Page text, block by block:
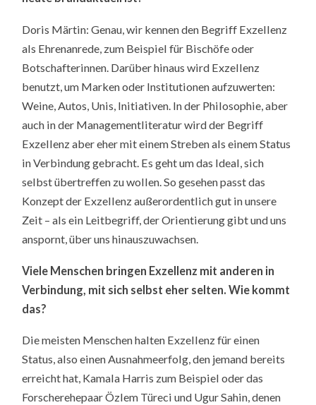
Doris Märtin: Genau, wir kennen den Begriff Exzellenz
als Ehrenanrede, zum Beispiel für Bischöfe oder
Botschafterinnen. Darüber hinaus wird Exzellenz
benutzt, um Marken oder Institutionen aufzuwerten:
Weine, Autos, Unis, Initiativen. In der Philosophie, aber
auch in der Managementliteratur wird der Begriff
Exzellenz aber eher mit einem Streben als einem Status
in Verbindung gebracht. Es geht um das Ideal, sich
selbst übertreffen zu wollen. So gesehen passt das
Konzept der Exzellenz außerordentlich gut in unsere
Zeit – als ein Leitbegriff, der Orientierung gibt und uns
anspornt, über uns hinauszuwachsen.
Viele Menschen bringen Exzellenz mit anderen in
Verbindung, mit sich selbst eher selten. Wie kommt
das?
Die meisten Menschen halten Exzellenz für einen
Status, also einen Ausnahmeerfolg, den jemand bereits
erreicht hat, Kamala Harris zum Beispiel oder das
Forscherehepaar Özlem Türeci und Ugur Sahin, denen